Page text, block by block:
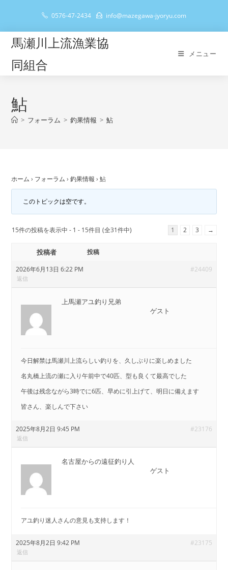
テ
0576-47-2434 info@mazegawa-jyoryu.com
馬瀬川上流漁業協
同組合
メニュー
鮎
> フォーラム > 釣果情報 > 鮎
ホーム › フォーラム › 釣果情報 › 鮎
このトピックは空です。
15件の投稿を表示中 - 1 - 15件目 (全31件中) 1 2 3 →
投稿者
投稿
2026年6月13日 6:22 PM
#24409
返信
上馬瀬アユ釣り兄弟
ゲスト
今日解禁は馬瀬川上流らしい釣りを、久しぶりに楽しめました
名丸橋上流の瀬に入り午前中で40匹、型も良くて最高でした
午後は残念ながら3時でに6匹、早めに引上げて、明日に備えます
皆さん、楽しんで下さい
2025年8月2日 9:45 PM #23176
返信
名古屋からの遠征釣り人
ゲスト
アユ釣り迷人さんの意見も支持します！
2025年8月2日 9:42 PM #23175
返信